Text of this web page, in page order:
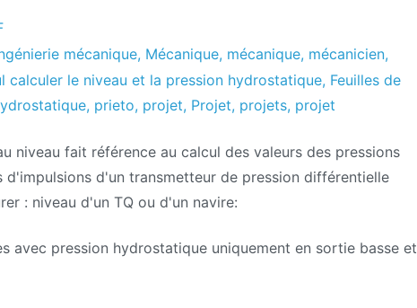
mécanique, Mécanique, mécanique, mécanicien,
calculer le niveau et la pression hydrostatique, Feuilles de
, prieto, projet, Projet, projets, projet
niveau fait référence au calcul des valeurs des pressions
d'un transmetteur de pression différentielle
: niveau d'un TQ ou d'un navire:
avec pression hydrostatique uniquement en sortie basse et